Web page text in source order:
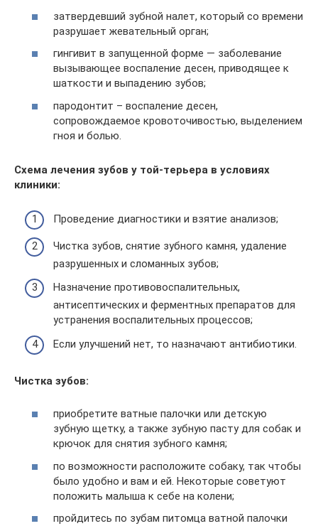
затвердевший зубной налет, который со времени
разрушает жевательный орган;
гингивит в запущенной форме — заболевание
вызывающее воспаление десен, приводящее к
шаткости и выпадению зубов;
пародонтит – воспаление десен,
сопровождаемое кровоточивостью, выделением
гноя и болью.
Схема лечения зубов у той-терьера в условиях
клиники:
Проведение диагностики и взятие анализов;
Чистка зубов, снятие зубного камня, удаление
разрушенных и сломанных зубов;
Назначение противовоспалительных,
антисептических и ферментных препаратов для
устранения воспалительных процессов;
Если улучшений нет, то назначают антибиотики.
Чистка зубов:
приобретите ватные палочки или детскую
зубную щетку, а также зубную пасту для собак и
крючок для снятия зубного камня;
по возможности расположите собаку, так чтобы
было удобно и вам и ей. Некоторые советуют
положить малыша к себе на колени;
пройдитесь по зубам питомца ватной палочки